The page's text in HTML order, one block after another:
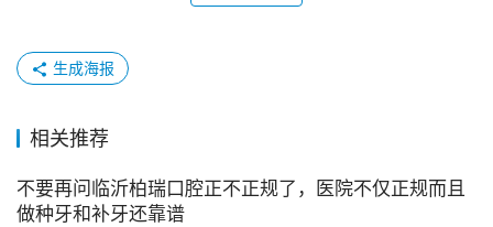
生成海报
相关推荐
不要再问临沂柏瑞口腔正不正规了，医院不仅正规而且
做种牙和补牙还靠谱